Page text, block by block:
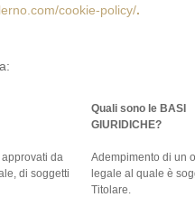
cookie-policy/.
Quali sono le BASI
GIURIDICHE?
da
di soggetti
Adempimento di un
legale al quale è
Titolare.